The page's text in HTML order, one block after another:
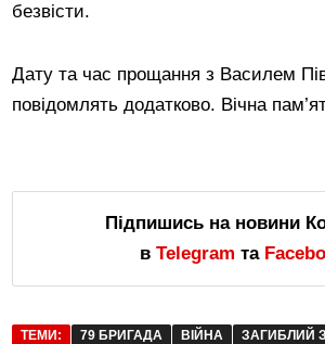
безвісти.
Дату та час прощання з Василем
повідомлять додатково. Вічна
Підпишись на новини
в Telegram та
ТЕМИ: 79 БРИГАДА ВІЙНА
ЗАГИБЛИЙ